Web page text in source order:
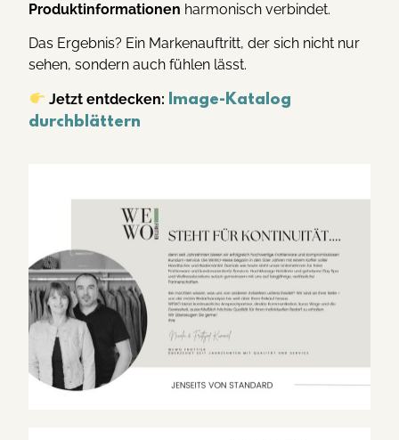
Produktinformationen harmonisch verbindet.
Das Ergebnis? Ein Markenauftritt, der sich nicht nur
sehen, sondern auch fühlen lässt.
Jetzt entdecken: Image-Katalog
durchblättern